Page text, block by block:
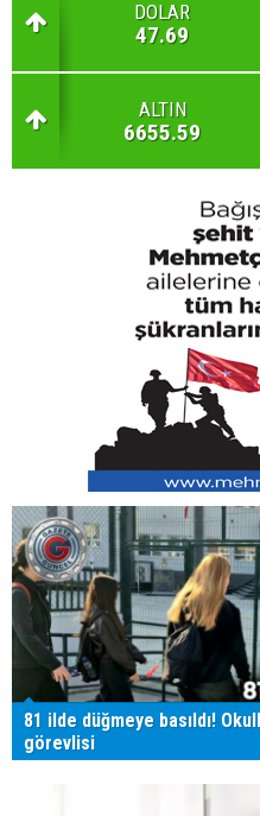
DOLAR
47.69
ALTIN
6655.59
81 ilde düğmeye basıldı!
görevlisi